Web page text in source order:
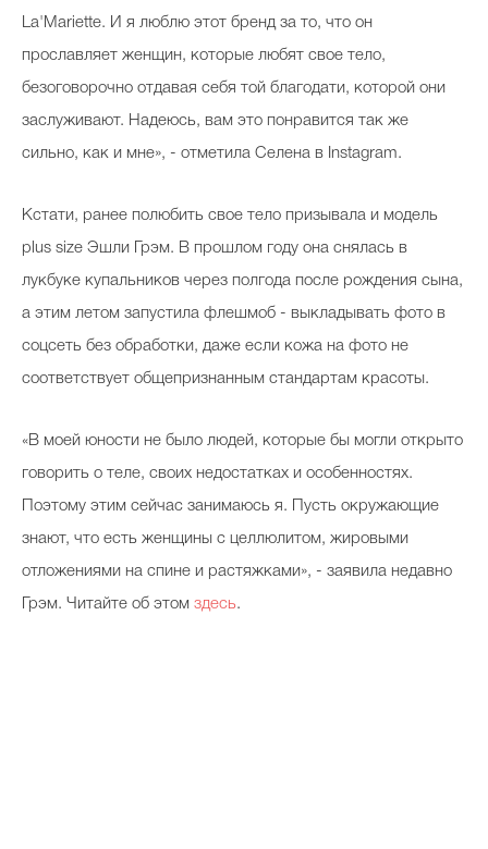
La'Mariette. И я люблю этот бренд за то, что он
прославляет женщин, которые любят свое тело,
безоговорочно отдавая себя той благодати, которой они
заслуживают. Надеюсь, вам это понравится так же
сильно, как и мне», - отметила Селена в Instagram.
Кстати, ранее полюбить свое тело призывала и модель
plus size Эшли Грэм. В прошлом году она снялась в
лукбуке купальников через полгода после рождения сына,
а этим летом запустила флешмоб - выкладывать фото в
соцсеть без обработки, даже если кожа на фото не
соответствует общепризнанным стандартам красоты.
«В моей юности не было людей, которые бы могли открыто
говорить о теле, своих недостатках и особенностях.
Поэтому этим сейчас занимаюсь я. Пусть окружающие
знают, что есть женщины с целлюлитом, жировыми
отложениями на спине и растяжками», - заявила недавно
Грэм. Читайте об этом здесь.